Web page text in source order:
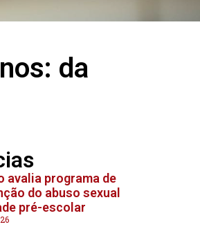
da
avalia programa de
do abuso sexual
pré-escolar